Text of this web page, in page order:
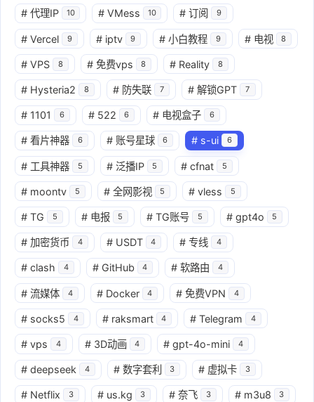
# 代理IP 10 # VMess 10 # 订阅 9
# Vercel 9 # iptv 9 # 小白教程 9 # 电视 8
# VPS 8 # 免费vps 8 # Reality 8
# Hysteria2 8 # 防失联 7 # 解锁GPT 7
# 1101 6 # 522 6 # 电视盒子 6
# 看片神器 6 # 账号星球 6 # s-ui 6
# 工具神器 5 # 泛播IP 5 # cfnat 5
# moontv 5 # 全网影视 5 # vless 5
# TG 5 # 电报 5 # TG账号 5 # gpt4o 5
# 加密货币 4 # USDT 4 # 专线 4
# clash 4 # GitHub 4 # 软路由 4
# 流媒体 4 # Docker 4 # 免费VPN 4
# socks5 4 # raksmart 4 # Telegram 4
# vps 4 # 3D动画 4 # gpt-4o-mini 4
# deepseek 4 # 数字套利 3 # 虚拟卡 3
# Netflix 3 # us.kg 3 # 奈飞 3 # m3u8 3